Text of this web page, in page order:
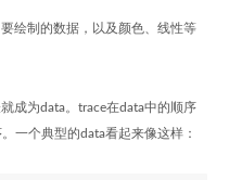
绘制的数据，以及颜色、线性等
成为data。trace在data中的顺序
一个典型的data看起来像这样：